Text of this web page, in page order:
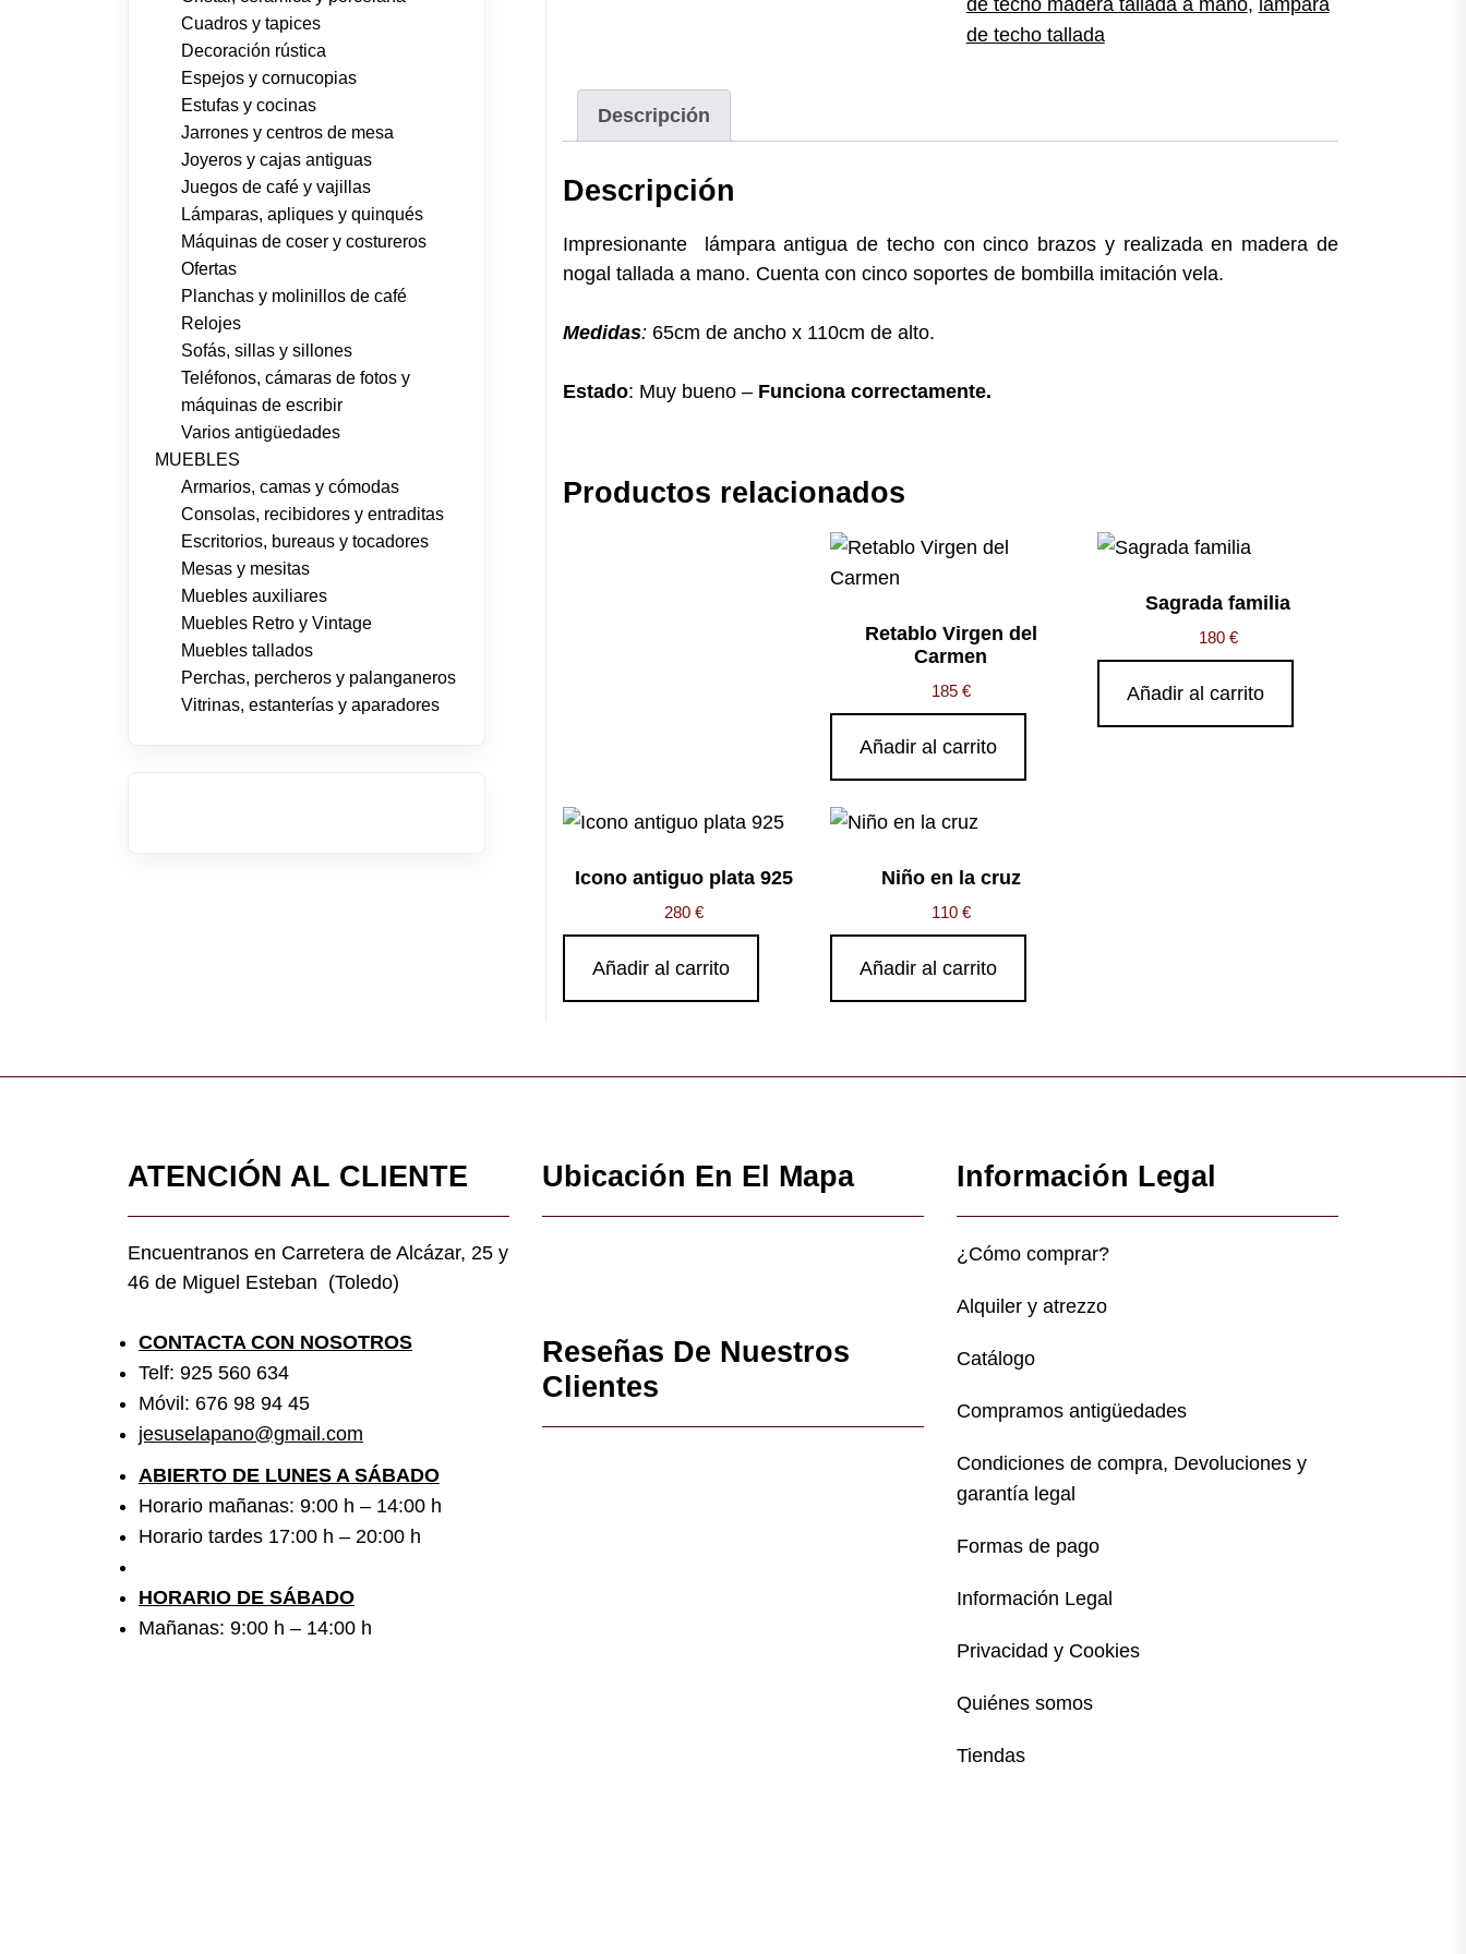
de techo madera tallada a mano, lámpara
de techo tallada
Descripción
Descripción
Impresionante lámpara antigua de techo con cinco brazos y realizada en madera de
nogal tallada a mano. Cuenta con cinco soportes de bombilla imitación vela.
Medidas: 65cm de ancho x 110cm de alto.
Estado: Muy bueno – Funciona correctamente.
Productos relacionados
Retablo Virgen del
Carmen
185 €
Añadir al carrito
Sagrada familia
180 €
Añadir al carrito
Icono antiguo plata 925
280 €
Añadir al carrito
Niño en la cruz
110 €
Añadir al carrito
Cuadros y tapices
Decoración rústica
Espejos y cornucopias
Estufas y cocinas
Jarrones y centros de mesa
Joyeros y cajas antiguas
Juegos de café y vajillas
Lámparas, apliques y quinqués
Máquinas de coser y costureros
Ofertas
Planchas y molinillos de café
Relojes
Sofás, sillas y sillones
Teléfonos, cámaras de fotos y
máquinas de escribir
Varios antigüedades
MUEBLES
Armarios, camas y cómodas
Consolas, recibidores y entraditas
Escritorios, bureaus y tocadores
Mesas y mesitas
Muebles auxiliares
Muebles Retro y Vintage
Muebles tallados
Perchas, percheros y palanganeros
Vitrinas, estanterías y aparadores
ATENCIÓN AL CLIENTE
Encuentranos en Carretera de Alcázar, 25 y
46 de Miguel Esteban (Toledo)
CONTACTA CON NOSOTROS
Telf: 925 560 634
Móvil: 676 98 94 45
jesuselapano@gmail.com
ABIERTO DE LUNES A SÁBADO
Horario mañanas: 9:00 h – 14:00 h
Horario tardes 17:00 h – 20:00 h
HORARIO DE SÁBADO
Mañanas: 9:00 h – 14:00 h
Ubicación En El Mapa
Reseñas De Nuestros
Clientes
Información Legal
¿Cómo comprar?
Alquiler y atrezzo
Catálogo
Compramos antigüedades
Condiciones de compra, Devoluciones y
garantía legal
Formas de pago
Información Legal
Privacidad y Cookies
Quiénes somos
Tiendas